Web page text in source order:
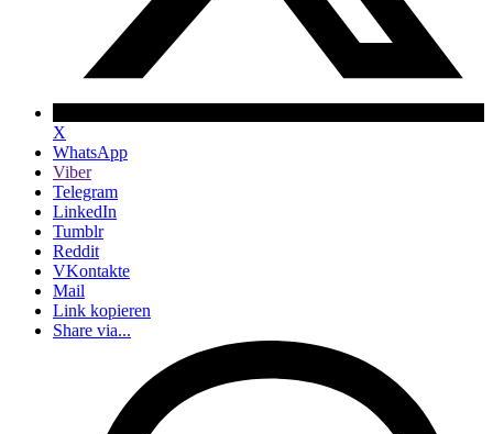
X
WhatsApp
Viber
Telegram
LinkedIn
Tumblr
Reddit
VKontakte
Mail
Link kopieren
Share via...